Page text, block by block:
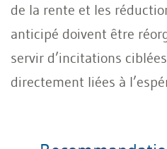
de la rente et les
anticipé doivent être
servir d’incitations
directement liées à